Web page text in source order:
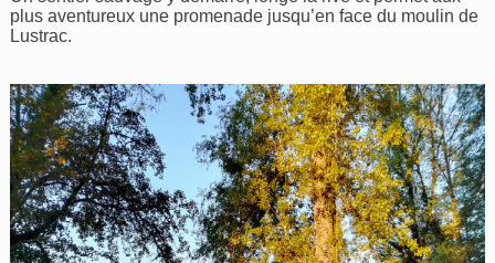
plus aventureux une promenade jusqu’en face du moulin de
Lustrac.